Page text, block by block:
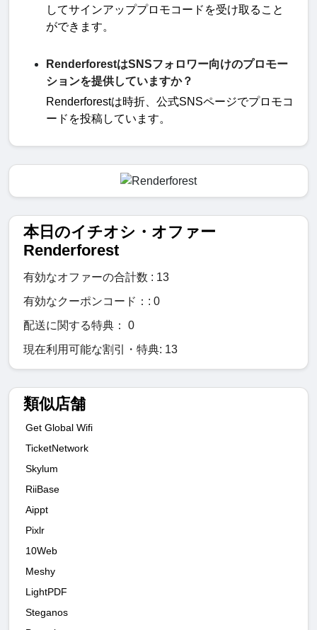
してサインアッププロモコードを受け取ること
ができます。
RenderforestはSNSフォロワー向けのプロモー
ションを提供していますか？
Renderforestは時折、公式SNSページでプロモコ
ードを投稿しています。
本日のイチオシ・オファー
Renderforest
有効なオファーの合計数 : 13
有効なクーポンコード：: 0
配送に関する特典： 0
現在利用可能な割引・特典: 13
類似店舗
Get Global Wifi
TicketNetwork
Skylum
RiiBase
Aippt
Pixlr
10Web
Meshy
LightPDF
Steganos